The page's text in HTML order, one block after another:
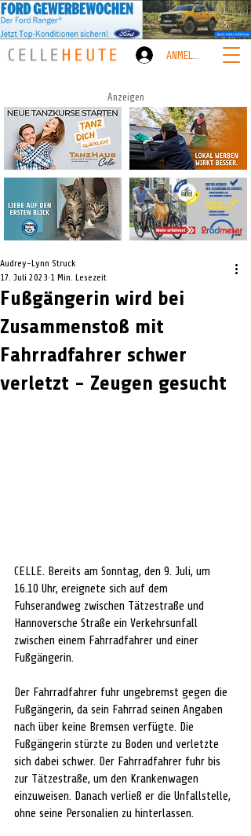
ANMELDEN
Anzeigen
Fußgängerin wird bei
Zusammenstoß mit
Fahrradfahrer schwer
verletzt - Zeugen gesucht
Audrey-Lynn Struck
17. Juli 2023 1 Min. Lesezeit
CELLE. Bereits am Sonntag, den 9. Juli, um
16.10 Uhr, ereignete sich auf dem
Fuhserandweg zwischen Tätzestraße und
Hannoversche Straße ein Verkehrsunfall
zwischen einem Fahrradfahrer und einer
Fußgängerin.
Der Fahrradfahrer fuhr ungebremst gegen die
Fußgängerin, da sein Fahrrad seinen Angaben
nach über keine Bremsen verfügte. Die
Fußgängerin stürzte zu Boden und verletzte
sich dabei schwer. Der Fahrradfahrer fuhr bis
zur Tätzestraße, um den Krankenwagen
einzuweisen. Danach verließ er die Unfallstelle,
ohne seine Personalien zu hinterlassen.